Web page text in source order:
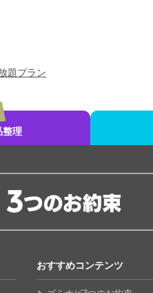
題プラン
整理
おすすめコンテンツ